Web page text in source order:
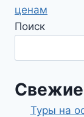
ценам
Поиск
Свежие
Туры на